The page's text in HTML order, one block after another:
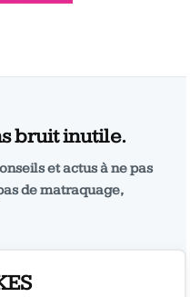
bruit inutile.
et actus à ne pas
de matraquage,